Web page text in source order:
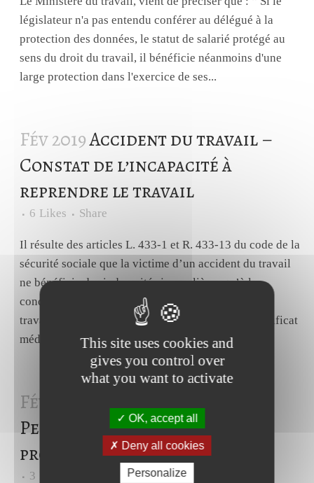
législateur n'a pas entendu conférer au délégué à la
protection des données, le statut de salarié protégé au
sens du droit du travail, il bénéficie néanmoins d'une
large protection dans l'exercice de ses...
Fév 2019Accident du travail –
Constat de l’incapacité à
reprendre le travail
6 Likes Share
Il résulte des articles L. 433-1 et R. 433-13 du code de la
sécurité sociale que la victime d’un accident du travail
ne bénéficie des indemnités journalières qu’à la
condition d’être dans l’incapacité de reprendre son
travail. Cette incapacité doit être constatée par certificat
médical, qui...
Fév 2019
Harcèlement –
Perturbation due à l’absence
prolongée
3
This site uses cookies and
gives you control over
what you want to activate
OK, accept all
Deny all cookies
Personalize